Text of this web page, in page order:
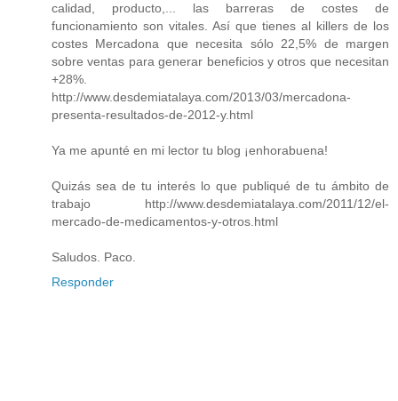
calidad, producto,... las barreras de costes de
funcionamiento son vitales. Así que tienes al killers de los
costes Mercadona que necesita sólo 22,5% de margen
sobre ventas para generar beneficios y otros que necesitan
+28%.
http://www.desdemiatalaya.com/2013/03/mercadona-
presenta-resultados-de-2012-y.html
Ya me apunté en mi lector tu blog ¡enhorabuena!
Quizás sea de tu interés lo que publiqué de tu ámbito de
trabajo http://www.desdemiatalaya.com/2011/12/el-
mercado-de-medicamentos-y-otros.html
Saludos. Paco.
Responder